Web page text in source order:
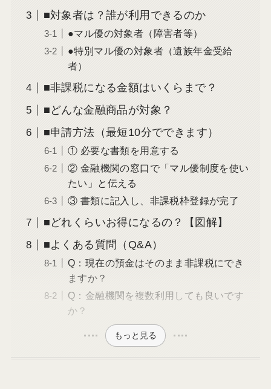
■対象者は？誰が利用できるのか
●マル優の対象者（障害者等）
●特別マル優の対象者（遺族年金受給
者）
■非課税になる金額はいくらまで？
■どんな金融商品が対象？
■申請方法（最短10分でできます）
① 必要な書類を用意する
② 金融機関の窓口で「マル優制度を使い
たい」と伝える
③ 書類に記入し、非課税枠登録が完了
■どれくらいお得になるの？【図解】
■よくある質問（Q&A）
Q：現在の預金はそのまま非課税にでき
ますか？
Q：金融機関を複数利用しても良いです
か？
もっと見る